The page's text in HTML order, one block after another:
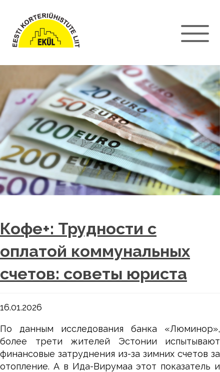
Кофе+: Трудности с
оплатой коммунальных
счетов: советы юриста
16.01.2026
По данным исследования банка «Люминор»,
более трети жителей Эстонии испытывают
финансовые затруднения из-за зимних счетов за
отопление. А в Ида-Вирумаа этот показатель и